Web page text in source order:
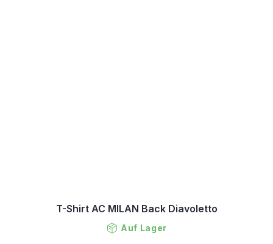
T-Shirt AC MILAN Back Diavoletto
Auf Lager